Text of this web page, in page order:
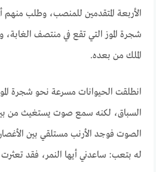
الأربعة المتقدمين للمنصب، وطلب منهم
شجرة الموز التي تقع في منتصف الغابة،
الملك من بعده.
انطلقت الحيوانات مسرعة نحو شجرة
السباق، لكنه سمع صوت يستغيث من
الصوت فوجد الأرنب مستلقي بين
له بتعب: ساعدني أيها النمر، فقد